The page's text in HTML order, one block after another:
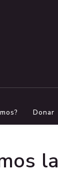
Donar
la